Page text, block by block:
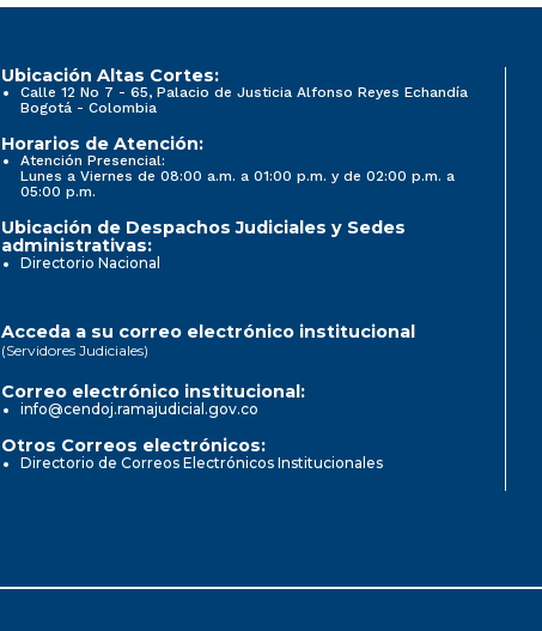
Ubicación Altas Cortes:
Calle 12 No 7 - 65, Palacio de Justicia Alfonso Reyes Echandía
Bogotá - Colombia
Horarios de Atención:
Atención Presencial:
Lunes a Viernes de 08:00 a.m. a 01:00 p.m. y de 02:00 p.m. a
05:00 p.m.
Ubicación de Despachos Judiciales y Sedes
administrativas:
Directorio Nacional
Acceda a su correo electrónico institucional
(Servidores Judiciales)
Correo electrónico institucional:
info@cendoj.ramajudicial.gov.co
Otros Correos electrónicos:
Directorio de Correos Electrónicos Institucionales